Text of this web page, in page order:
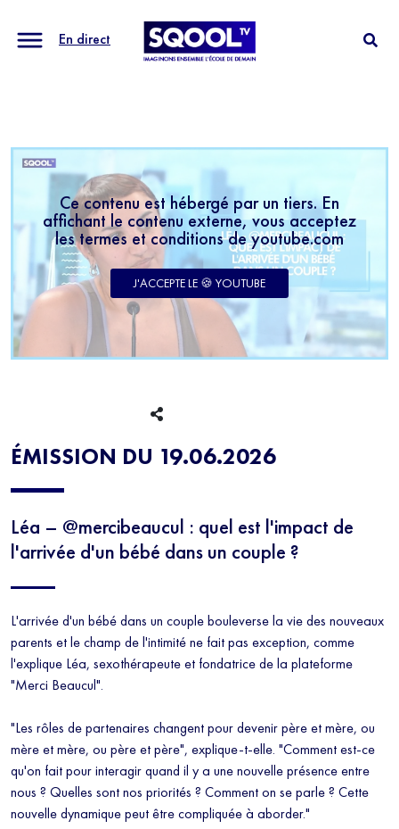
En direct
Ce contenu est hébergé par un tiers. En
affichant le contenu externe, vous acceptez
les termes et conditions de youtube.com
J'ACCEPTE LE 🍪 YOUTUBE
ÉMISSION DU 19.06.2026
Léa – @mercibeaucul : quel est l'impact de
l'arrivée d'un bébé dans un couple ?
L'arrivée d'un bébé dans un couple bouleverse la vie des nouveaux
parents et le champ de l'intimité ne fait pas exception, comme
l'explique Léa, sexothérapeute et fondatrice de la plateforme
"Merci Beaucul".
"Les rôles de partenaires changent pour devenir père et mère, ou
mère et mère, ou père et père", explique-t-elle. "Comment est-ce
qu'on fait pour interagir quand il y a une nouvelle présence entre
nous ? Quelles sont nos priorités ? Comment on se parle ? Cette
nouvelle dynamique peut être compliquée à aborder."